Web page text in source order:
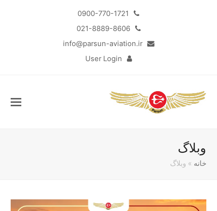
0900-770-1721
021-8889-8606
info@parsun-aviation.ir
User Login
وبلاگ
خانه » وبلاگ